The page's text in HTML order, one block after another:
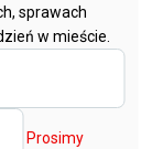
sprawach
w mieście.
Prosimy